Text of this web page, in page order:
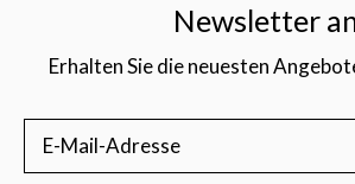
Newsletter
Erhalten Sie die neuesten